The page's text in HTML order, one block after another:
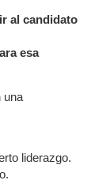
al candidato
esa
una
liderazgo.